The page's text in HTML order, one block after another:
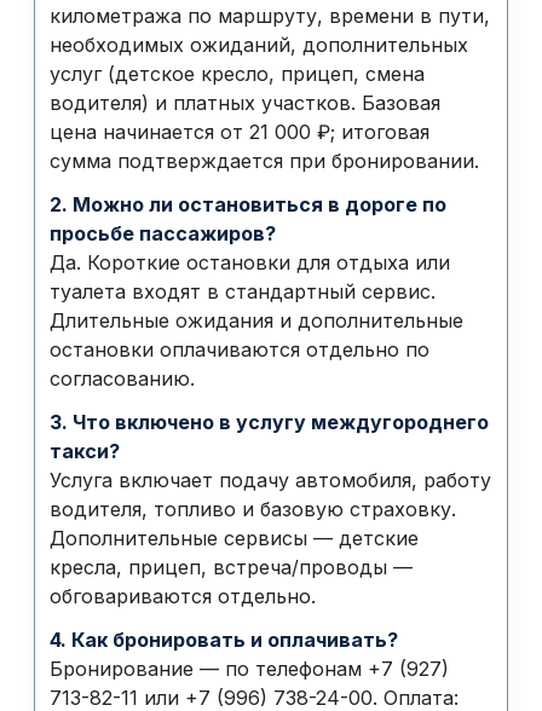
километража по маршруту, времени в пути,
необходимых ожиданий, дополнительных
услуг (детское кресло, прицеп, смена
водителя) и платных участков. Базовая
цена начинается от 21 000 ₽; итоговая
сумма подтверждается при бронировании.
2. Можно ли остановиться в дороге по
просьбе пассажиров?
Да. Короткие остановки для отдыха или
туалета входят в стандартный сервис.
Длительные ожидания и дополнительные
остановки оплачиваются отдельно по
согласованию.
3. Что включено в услугу междугороднего
такси?
Услуга включает подачу автомобиля, работу
водителя, топливо и базовую страховку.
Дополнительные сервисы — детские
кресла, прицеп, встреча/проводы —
обговариваются отдельно.
4. Как бронировать и оплачивать?
Бронирование — по телефонам +7 (927)
713-82-11 или +7 (996) 738-24-00. Оплата: